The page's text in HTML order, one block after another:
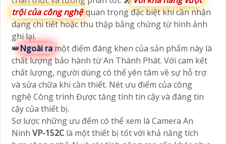
trội của công nghệ quan trọng đặc biệt khi cần nhận
dạng chi tiết hoặc thu thập bằng chứng từ hình ảnh
ghi lại.
👑Ngoài ra một điểm đáng khen của sản phẩm này là
chất lượng bảo hành từ An Thành Phát. Với cam kết
chất lượng, người dùng có thể yên tâm về sự hỗ trợ
và sửa chữa khi cần thiết. Nét ưu điểm của công
nghệ Công trình Được tăng tính tin cậy và đáng tin
cậy của thiết bị.
Sơ lược những ưu đểm có thể xem là Camera An
Ninh VP-152C là một thiết bị tốt với khả năng tích